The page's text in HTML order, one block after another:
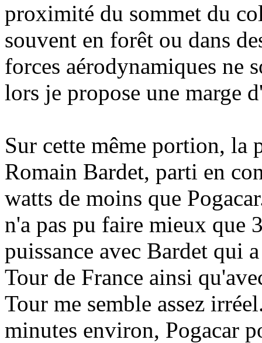
proximité du sommet du
souvent en forêt ou dans
forces aérodynamiques ne
lors je propose une marge
Sur cette même portion, la
Romain Bardet, parti en
watts de moins que
n'a pas pu faire mieux que
puissance avec Bardet qui
Tour de France ainsi
Tour me semble assez
minutes environ, Pogacar